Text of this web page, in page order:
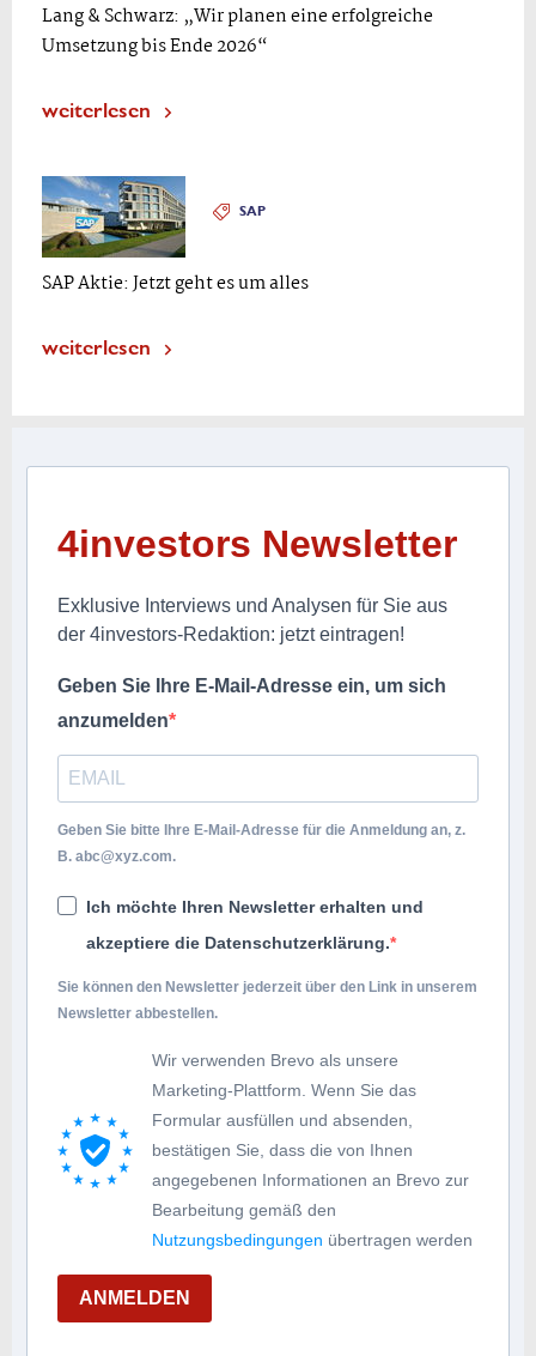
Lang & Schwarz: „Wir planen eine erfolgreiche
Umsetzung bis Ende 2026“
weiterlesen
SAP
SAP Aktie: Jetzt geht es um alles
weiterlesen
4investors Newsletter
Exklusive Interviews und Analysen für Sie aus
der 4investors-Redaktion: jetzt eintragen!
Geben Sie Ihre E-Mail-Adresse ein, um sich
anzumelden
Geben Sie bitte Ihre E-Mail-Adresse für die Anmeldung an, z.
B. abc@xyz.com.
Ich möchte Ihren Newsletter erhalten und
akzeptiere die Datenschutzerklärung.
Sie können den Newsletter jederzeit über den Link in unserem
Newsletter abbestellen.
Wir verwenden Brevo als unsere
Marketing-Plattform. Wenn Sie das
Formular ausfüllen und absenden,
bestätigen Sie, dass die von Ihnen
angegebenen Informationen an Brevo zur
Bearbeitung gemäß den
Nutzungsbedingungen übertragen werden
ANMELDEN